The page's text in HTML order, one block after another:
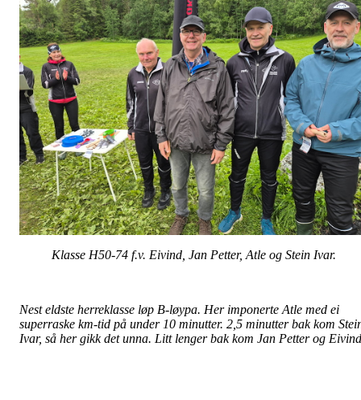
Klasse H50-74 f.v. Eivind, Jan Petter, Atle og Stein Ivar.
Nest eldste herreklasse løp B-løypa. Her imponerte Atle med ei
superraske km-tid på under 10 minutter. 2, 5 minutter bak kom
Ivar, så her gikk det unna. Litt lenger bak kom Jan Petter og